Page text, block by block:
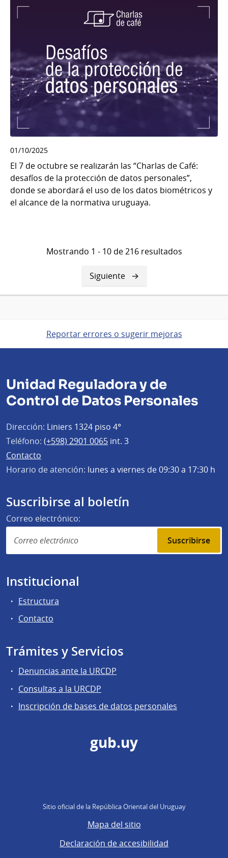
01/10/2025
El 7 de octubre se realizarán las “Charlas de Café:
desafíos de la protección de datos personales”,
donde se abordará el uso de los datos biométricos y
el alcance de la normativa uruguaya.
Mostrando 1 - 10 de 216 resultados
Siguiente
página
Siguiente
Reportar errores o sugerir mejoras
Unidad Reguladora y de
Control de Datos Personales
Dirección: Liniers 1324 piso 4°
Teléfono: (+598) 2901 0065 int. 3
Contacto
Horario de atención: lunes a viernes de 09:30 a 17:30 h
Suscribirse al boletín
Correo electrónico:
Suscribirse
Institucional
Estructura
Contacto
Trámites y Servicios
Denuncias ante la URCDP
Consultas a la URCDP
Inscripción de bases de datos personales
gub.uy
Sitio oficial de la República Oriental del Uruguay
Mapa del sitio
Declaración de accesibilidad